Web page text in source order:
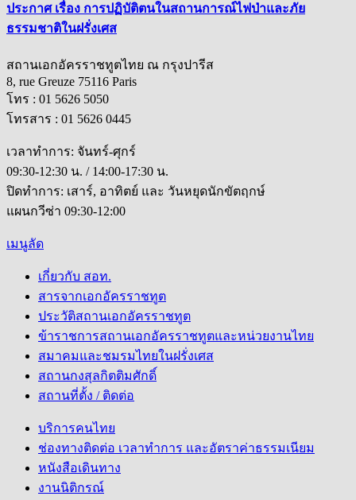
ประกาศ เรื่อง การปฏิบัติตนในสถานการณ์ไฟป่าและภัย
ธรรมชาติในฝรั่งเศส
สถานเอกอัครราชทูตไทย ณ กรุงปารีส
8, rue Greuze 75116 Paris
โทร : 01 5626 5050
โทรสาร : 01 5626 0445
เวลาทำการ: จันทร์-ศุกร์
09:30-12:30 น. / 14:00-17:30 น.
ปิดทำการ: เสาร์, อาทิตย์ และ วันหยุดนักขัตฤกษ์
แผนกวีซ่า 09:30-12:00
เมนูลัด
เกี่ยวกับ สอท.
สารจากเอกอัครราชทูต
ประวัติสถานเอกอัครราชทูต
ข้าราชการสถานเอกอัครราชทูตและหน่วยงานไทย
สมาคมและชมรมไทยในฝรั่งเศส
สถานกงสุลกิตติมศักดิ์
สถานที่ตั้ง / ติดต่อ
บริการคนไทย
ช่องทางติดต่อ เวลาทำการ และอัตราค่าธรรมเนียม
หนังสือเดินทาง
งานนิติกรณ์